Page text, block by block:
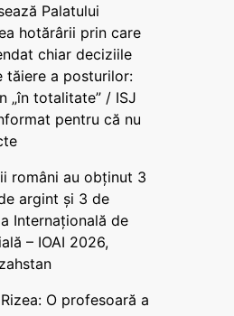
Palatului
hotărârii prin care
chiar deciziile
tăiere a posturilor:
„în totalitate” / ISJ
pentru că nu
români au obținut 3
argint și 3 de
Internațională de
– IOAI 2026,
O profesoară a